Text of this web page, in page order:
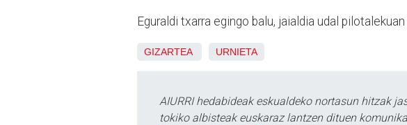
Eguraldi txarra egingo balu, jaialdia udal
GIZARTEA URNIETA
AIURRI hedabideak eskualdeko nortasun hitzak
tokiko albisteak euskaraz lantzen dituen